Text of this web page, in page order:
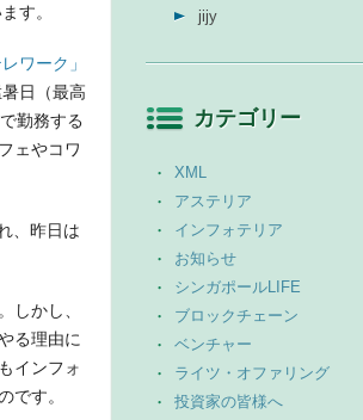
す。
ワーク」
日（最高
勤務する
ェやコワ
、昨日は
しかし、
る理由に
インフォ
です。
jijy
カテゴリー
XML
アステリア
インフォテリア
お知らせ
シンガポールLIFE
ブロックチェーン
ベンチャー
ライツ・オファリング
投資家の皆様へ